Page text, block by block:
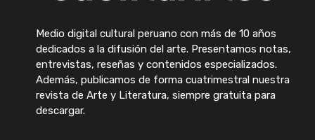
Medio digital cultural peruano con más de 10 años
dedicados a la difusión del arte. Presentamos notas,
entrevistas, reseñas y contenidos especializados.
Además, publicamos de forma cuatrimestral nuestra
revista de Arte y Literatura, siempre gratuita para
descargar.